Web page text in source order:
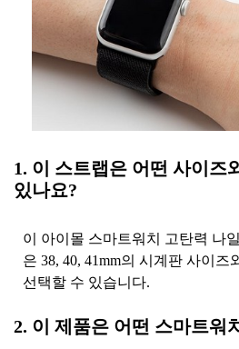
1. 이 스트랩은 어떤 사이즈
있나요?
이 아이몰 스마트워치 고탄력 나
은 38, 40, 41mm의 시계판 사이즈
선택할 수 있습니다.
2. 이 제품은 어떤 스마트워